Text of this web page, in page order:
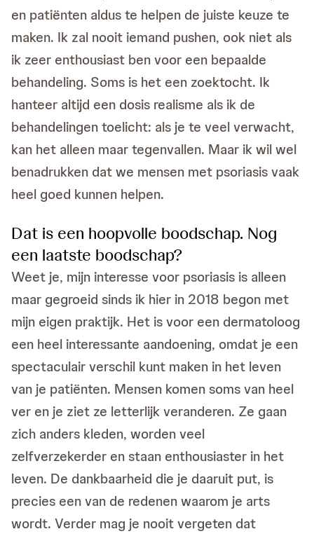
en patiënten aldus te helpen de juiste keuze te
maken. Ik zal nooit iemand pushen, ook niet als
ik zeer enthousiast ben voor een bepaalde
behandeling. Soms is het een zoektocht. Ik
hanteer altijd een dosis realisme als ik de
behandelingen toelicht: als je te veel verwacht,
kan het alleen maar tegenvallen. Maar ik wil wel
benadrukken dat we mensen met psoriasis vaak
heel goed kunnen helpen.
Dat is een hoopvolle boodschap. Nog
een laatste boodschap?
Weet je, mijn interesse voor psoriasis is alleen
maar gegroeid sinds ik hier in 2018 begon met
mijn eigen praktijk. Het is voor een dermatoloog
een heel interessante aandoening, omdat je een
spectaculair verschil kunt maken in het leven
van je patiënten. Mensen komen soms van heel
ver en je ziet ze letterlijk veranderen. Ze gaan
zich anders kleden, worden veel
zelfverzekerder en staan enthousiaster in het
leven. De dankbaarheid die je daaruit put, is
precies een van de redenen waarom je arts
wordt. Verder mag je nooit vergeten dat